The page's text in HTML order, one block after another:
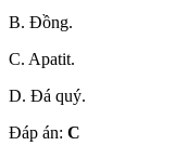
B. Đồng.
C. Apatit.
D. Đá quý.
Đáp án: C